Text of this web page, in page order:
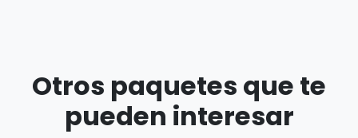
Otros paquetes que te
pueden interesar